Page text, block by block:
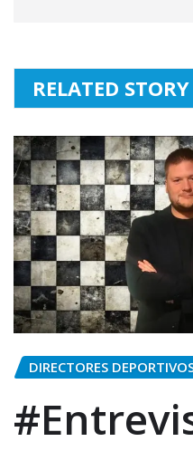
RELATED STORY
DIRECTORES